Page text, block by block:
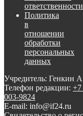
ответственности
Политика
в
отношении
обработки
персональных
данных
Учредитель: Генкин
Телефон редакции: +7
003-9824
E-mail: info@if24.ru